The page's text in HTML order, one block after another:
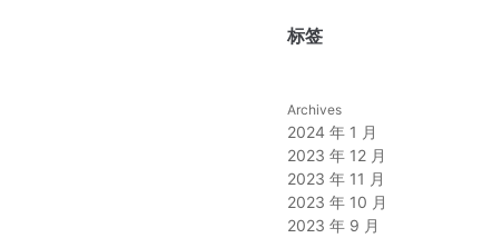
标签
Archives
2024 年 1 月
2023 年 12 月
2023 年 11 月
2023 年 10 月
2023 年 9 月